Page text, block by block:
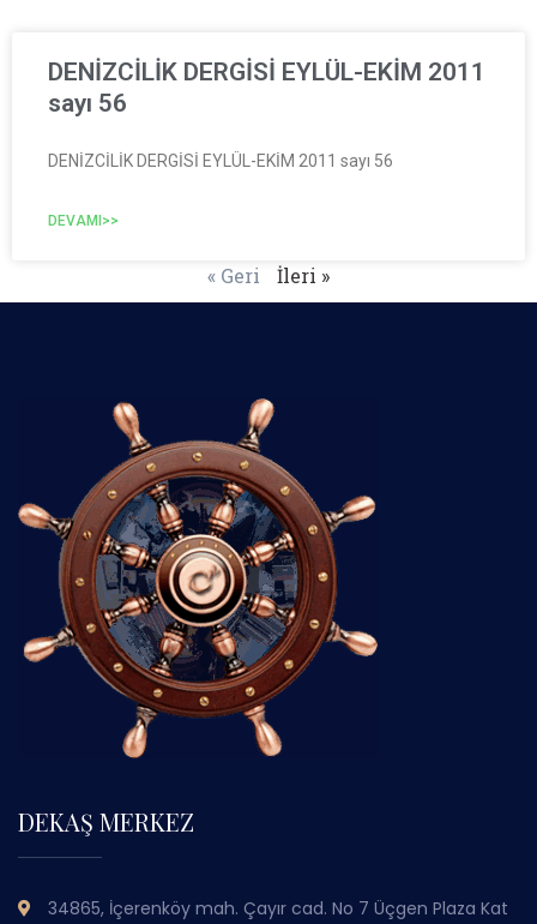
DENİZCİLİK DERGİSİ EYLÜL-EKİM 2011
sayı 56
DENİZCİLİK DERGİSİ EYLÜL-EKİM 2011 sayı 56
DEVAMI>>
« Geri İleri »
DEKAŞ MERKEZ
34865, İçerenköy mah. Çayır cad. No 7 Üçgen Plaza Kat